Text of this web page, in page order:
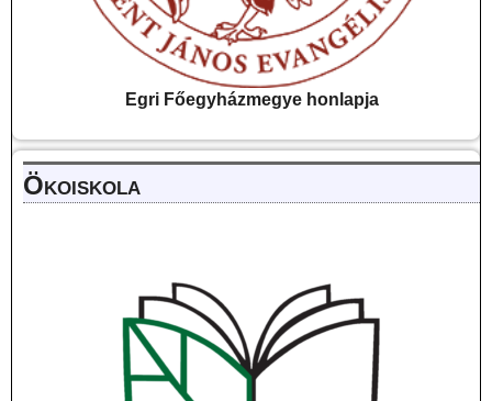
Egri Főegyházmegye honlapja
Ökoiskola